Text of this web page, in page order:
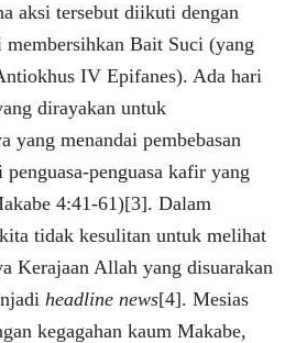
aksi tersebut diikuti dengan
membersihkan Bait Suci (yang
IV Epifanes). Ada hari
dirayakan untuk
yang menandai pembebasan
penguasa kafir yang
4:41-61)[3]. Dalam
tidak kesulitan untuk melihat
Kerajaan Allah yang disuarakan
headline news[4]. Mesias
kegagahan kaum Makabe,